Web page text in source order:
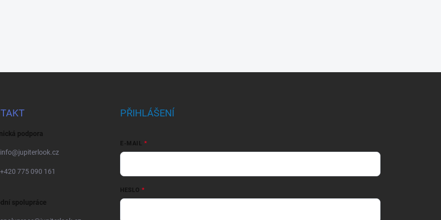
podpora
info@jupiterlook.cz
+420 775 090 161
spolupráce
PŘIHLÁŠENÍ
E-MAIL
HESLO